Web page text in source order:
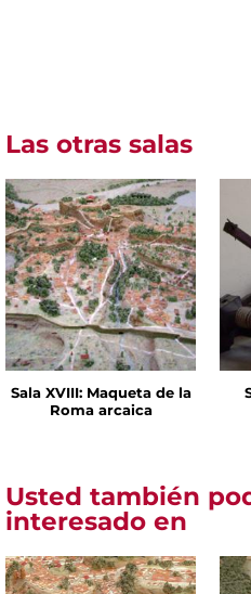
Las otras salas
Sala XVIII: Maqueta de la
Roma arcaica
Usted también
interesado en